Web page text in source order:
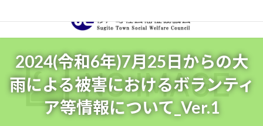
ン
ー
2024(令和6年)7月25日からの大
雨による被害におけるボランティ
ア等情報について_Ver.1